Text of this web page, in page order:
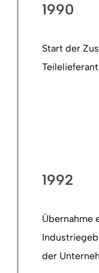
1990
Start der
1992
Übernahme
der